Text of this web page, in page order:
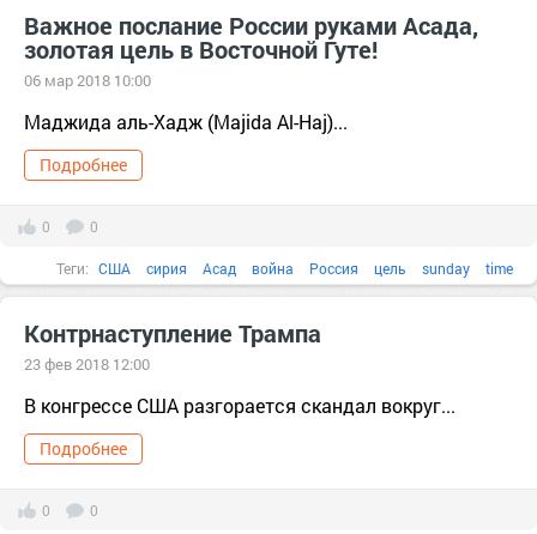
Важное послание России руками Асада,
золотая цель в Восточной Гуте!
06 мар 2018 10:00
Маджида аль-Хадж (Majida Al-Haj)...
Подробнее
0 0
Теги: США сирия Асад война Россия цель sunday time
Контрнаступление Трампа
23 фев 2018 12:00
В конгрессе США разгорается скандал вокруг...
Подробнее
0 0